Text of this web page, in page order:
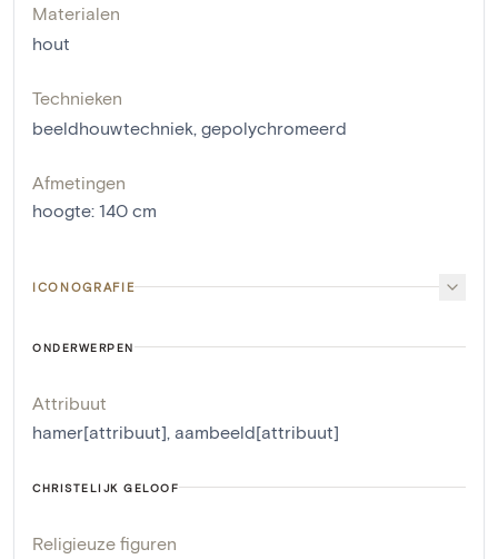
Materialen
hout
Technieken
beeldhouwtechniek gepolychromeerd
Afmetingen
hoogte: 140 cm
ICONOGRAFIE
ONDERWERPEN
Attribuut
hamer[attribuut] aambeeld[attribuut]
CHRISTELIJK GELOOF
Religieuze figuren